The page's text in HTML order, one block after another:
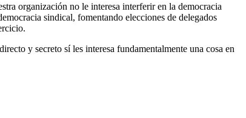
organización no le interesa interferir en la democracia
sindical, fomentando elecciones de delegados
y secreto sí les interesa fundamentalmente una cosa en